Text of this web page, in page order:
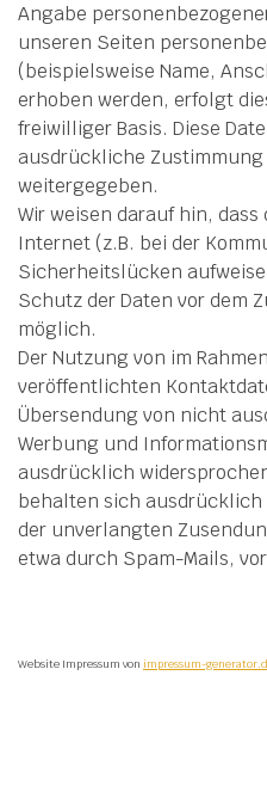
Angabe
unseren Seiten
(beispielsweise Name,
erhoben werden, erfolgt
freiwilliger Basis. Diese
ausdrückliche
weitergegeben.
Wir weisen darauf hin,
Internet (z.B. bei der
Sicherheitslücken
Schutz der Daten vor dem
möglich.
Der Nutzung von im
veröffentlichten
Übersendung von nicht
Werbung und
ausdrücklich
behalten sich
der unverlangten
etwa durch Spam-Mails,
Website Impressum von impressum-